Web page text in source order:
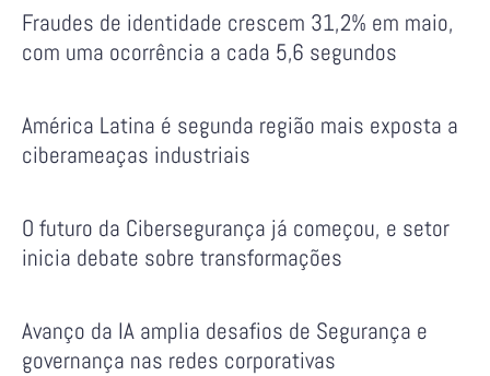
Fraudes de identidade crescem 31,2% em maio,
com uma ocorrência a cada 5,6 segundos
América Latina é segunda região mais exposta a
ciberameaças industriais
O futuro da Cibersegurança já começou, e setor
inicia debate sobre transformações
Avanço da IA amplia desafios de Segurança e
governança nas redes corporativas